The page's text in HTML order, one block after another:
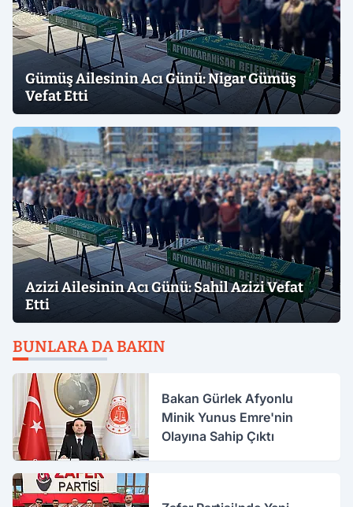
Gümüş Ailesinin Acı Günü: Nigar Gümüş
Vefat Etti
Azizi Ailesinin Acı Günü: Sahil Azizi Vefat
Etti
BUNLARA DA BAKIN
Bakan Gürlek Afyonlu
Minik Yunus Emre'nin
Olayına Sahip Çıktı